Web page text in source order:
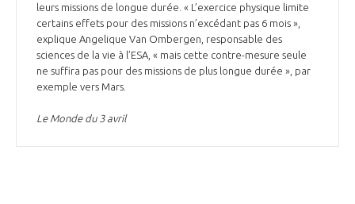
leurs missions de longue durée. « L’exercice physique limite
certains effets pour des missions n’excédant pas 6 mois »,
explique Angelique Van Ombergen, responsable des
sciences de la vie à l’ESA, « mais cette contre-mesure seule
ne suffira pas pour des missions de plus longue durée », par
exemple vers Mars.
Le Monde du 3 avril